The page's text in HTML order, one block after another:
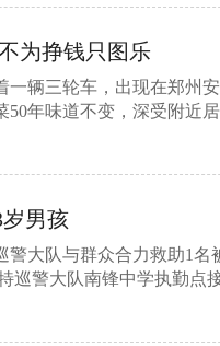
为挣钱只图乐
一辆三轮车，出现在郑州
年味道不变，深受附近
男孩
警大队与群众合力救助1
巡警大队南锋中学执勤点